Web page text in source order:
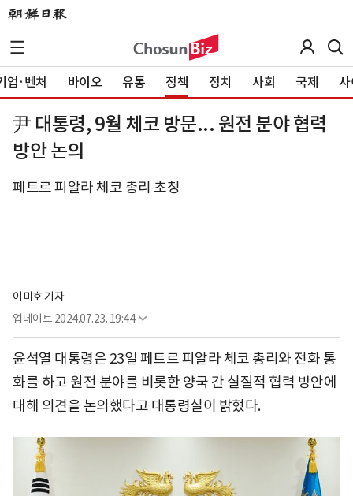
업·벤처 바이오 유통 정책 정치 사회 국제 사
尹 대통령, 9월 체코 방문... 원전 분야 협력
방안 논의
페트르 피알라 체코 총리 초청
이미호 기자
업데이트 2024.07.23. 19:44
윤석열 대통령은 23일 페트르 피알라 체코 총리와 전화 통
화를 하고 원전 분야를 비롯한 양국 간 실질적 협력 방안에
대해 의견을 논의했다고 대통령실이 밝혔다.